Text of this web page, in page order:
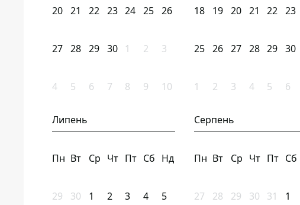
20 21 22 23 24 25 26
27 28 29 30 1 2 3
4 5 6 7 8 9 10
18 19 20 21 22 23
25 26 27 28 29 30
1 2 3 4 5 6
Липень
Пн Вт Ср Чт Пт Сб Нд
29 30 1 2 3 4 5
Серпень
Пн Вт Ср Чт Пт Сб
27 28 29 30 31 1